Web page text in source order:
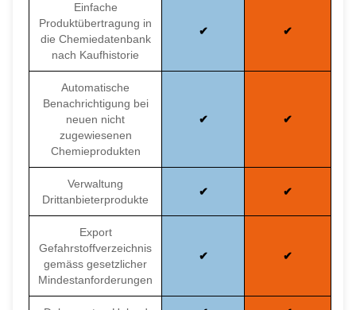
Einfache
Produktübertragung in
die Chemiedatenbank
nach Kaufhistorie
Automatische
Benachrichtigung bei
neuen nicht
zugewiesenen
Chemieprodukten
Verwaltung
Drittanbieterprodukte
Export
Gefahrstoffverzeichnis
gemäss gesetzlicher
Mindestanforderungen